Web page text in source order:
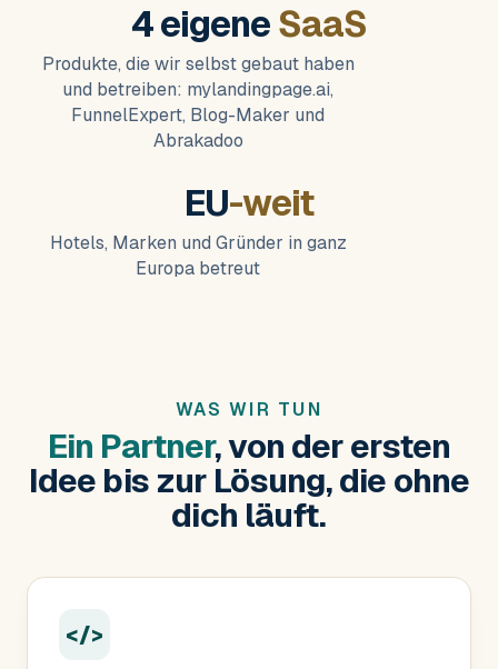
4 eigeneSaaS
Produkte, die wir selbst gebaut haben
und betreiben: mylandingpage.ai,
FunnelExpert, Blog-Maker und
Abrakadoo
EU-weit
Hotels, Marken und Gründer in ganz
Europa betreut
WAS WIR TUN
Ein Partner, von der ersten
Idee bis zur Lösung, die ohne
dich läuft.
</>